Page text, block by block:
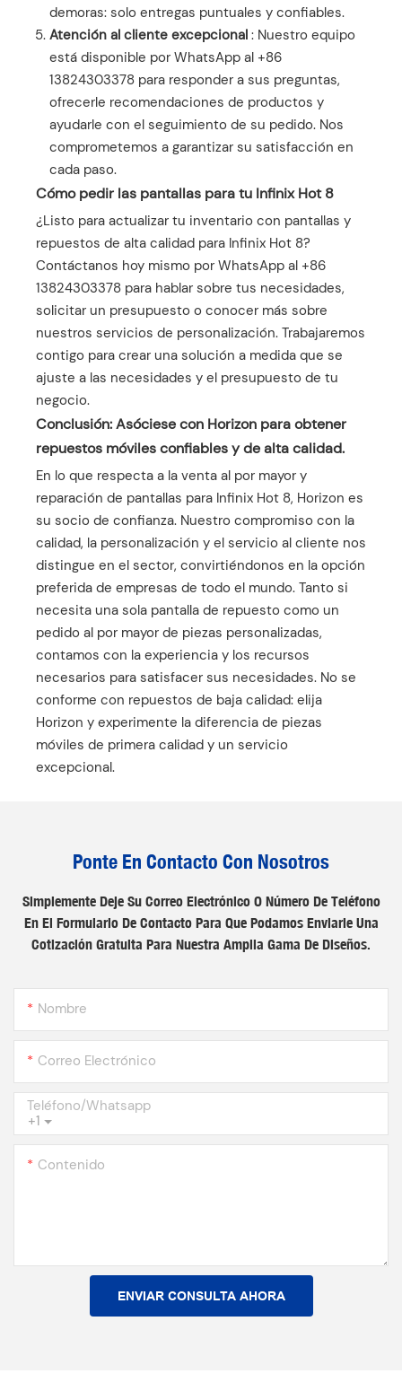
demoras: solo entregas puntuales y confiables.
Atención al cliente excepcional : Nuestro equipo
está disponible por WhatsApp al +86
13824303378 para responder a sus preguntas,
ofrecerle recomendaciones de productos y
ayudarle con el seguimiento de su pedido. Nos
comprometemos a garantizar su satisfacción en
cada paso.
Cómo pedir las pantallas para tu Infinix Hot 8
¿Listo para actualizar tu inventario con pantallas y
repuestos de alta calidad para Infinix Hot 8?
Contáctanos hoy mismo por WhatsApp al +86
13824303378 para hablar sobre tus necesidades,
solicitar un presupuesto o conocer más sobre
nuestros servicios de personalización. Trabajaremos
contigo para crear una solución a medida que se
ajuste a las necesidades y el presupuesto de tu
negocio.
Conclusión: Asóciese con Horizon para obtener
repuestos móviles confiables y de alta calidad.
En lo que respecta a la venta al por mayor y
reparación de pantallas para Infinix Hot 8, Horizon es
su socio de confianza. Nuestro compromiso con la
calidad, la personalización y el servicio al cliente nos
distingue en el sector, convirtiéndonos en la opción
preferida de empresas de todo el mundo. Tanto si
necesita una sola pantalla de repuesto como un
pedido al por mayor de piezas personalizadas,
contamos con la experiencia y los recursos
necesarios para satisfacer sus necesidades. No se
conforme con repuestos de baja calidad: elija
Horizon y experimente la diferencia de piezas
móviles de primera calidad y un servicio
excepcional.
Ponte En Contacto Con Nosotros
Simplemente Deje Su Correo Electrónico O Número De Teléfono
En El Formulario De Contacto Para Que Podamos Enviarle Una
Cotización Gratuita Para Nuestra Amplia Gama De Diseños.
Nombre
Correo Electrónico
+1
Teléfono/whatsapp
Contenido
ENVIAR CONSULTA AHORA